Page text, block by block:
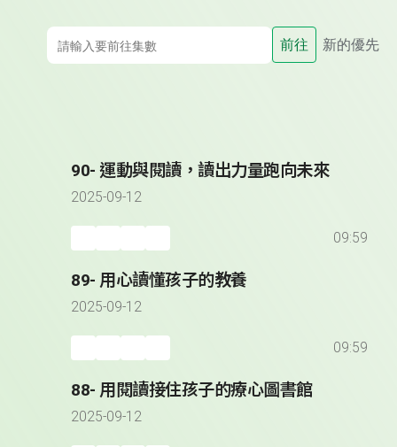
前往 新的優先
90- 運動與閱讀，讀出力量跑向未來
2025-09-12
09:59
89- 用心讀懂孩子的教養
2025-09-12
09:59
88- 用閱讀接住孩子的療心圖書館
2025-09-12